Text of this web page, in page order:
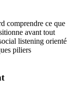
comprendre ce que
avant tout
listening orienté
piliers